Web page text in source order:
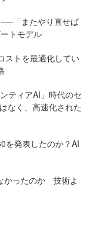
──「またやり直せば
トモデル
ストを最適化してい
ティアAI」時代のセ
なく、高速化された
を発表したのか？AI
かったのか 技術よ